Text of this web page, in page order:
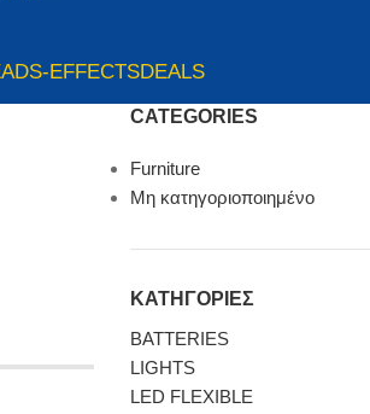
EFFECTSDEALS
CATEGORIES
Furniture
Μη κατηγοριοποιημένο
ΚΑΤΗΓΟΡΙΕΣ
BATTERIES
LIGHTS
LED FLEXIBLE